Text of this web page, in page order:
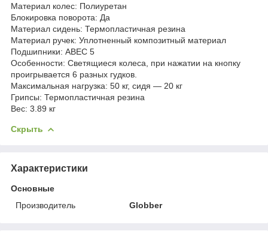
Материал колес: Полиуретан
Блокировка поворота: Да
Материал сидень: Термопластичная резина
Материал ручек: Уплотненный композитный материал
Подшипники: ABEC 5
Особенности: Светящиеся колеса, при нажатии на кнопку
проигрывается 6 разных гудков.
Максимальная нагрузка: 50 кг, сидя — 20 кг
Грипсы: Термопластичная резина
Вес: 3.89 кг
Скрыть
Характеристики
Основные
Производитель
Globber